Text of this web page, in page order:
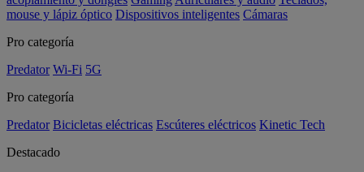
mouse y lápiz óptico Dispositivos inteligentes Cámaras
Pro categoría
Predator Wi-Fi 5G
Pro categoría
Predator Bicicletas eléctricas Escúteres eléctricos Kinetic Tech
Destacado